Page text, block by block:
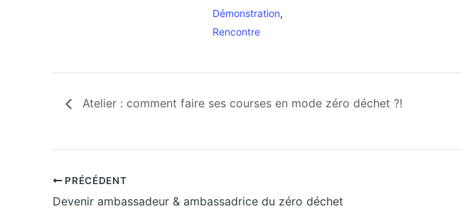
Démonstration,
Rencontre
Atelier : comment faire ses courses en mode zéro déchet ?!
PRÉCÉDENT
Devenir ambassadeur & ambassadrice du zéro déchet